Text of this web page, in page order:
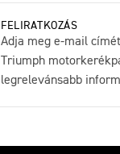
FELIRATKOZÁS
Adja meg e-mail
Triumph
legrelevánsabb